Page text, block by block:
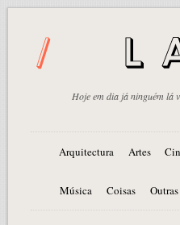
Hoje em dia já ninguém lá
Arquitectura Artes
Música Coisas